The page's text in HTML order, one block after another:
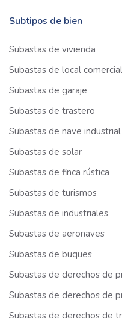
Subtipos de bien
Subastas de vivienda
Subastas de local comercial
Subastas de garaje
Subastas de trastero
Subastas de nave industrial
Subastas de solar
Subastas de finca rústica
Subastas de turismos
Subastas de industriales
Subastas de aeronaves
Subastas de buques
Subastas de derechos de
Subastas de derechos de
Subastas de derechos de